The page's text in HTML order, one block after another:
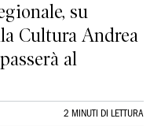
su
Cultura Andrea
al
2 MINUTI DI LETTURA